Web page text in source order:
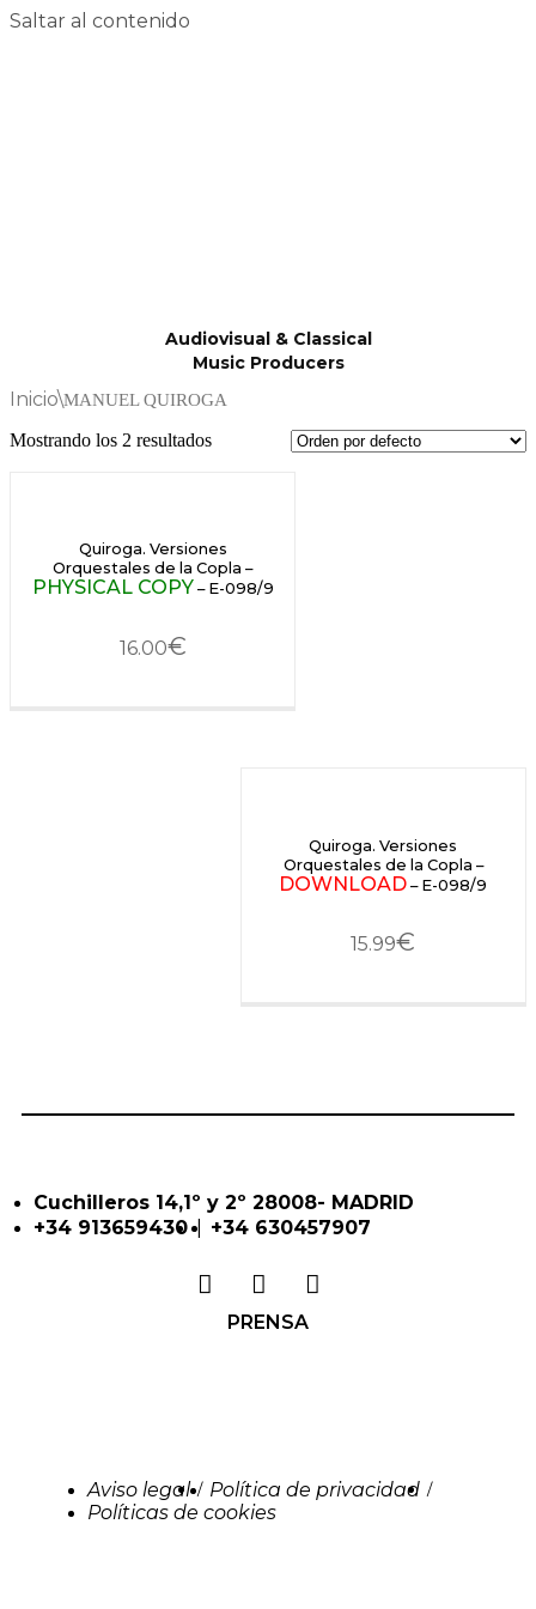
Saltar al contenido
Audiovisual & Classical
Music Producers
Inicio\MANUEL QUIROGA
Mostrando los 2 resultados
Quiroga. Versiones
Orquestales de la Copla –
PHYSICAL COPY – E-098/9
16.00€
Quiroga. Versiones
Orquestales de la Copla –
DOWNLOAD – E-098/9
15.99€
Cuchilleros 14,1º y 2º 28008- MADRID
+34 913659430 | +34 630457907
PRENSA
Aviso legal / Política de privacidad /
Políticas de cookies